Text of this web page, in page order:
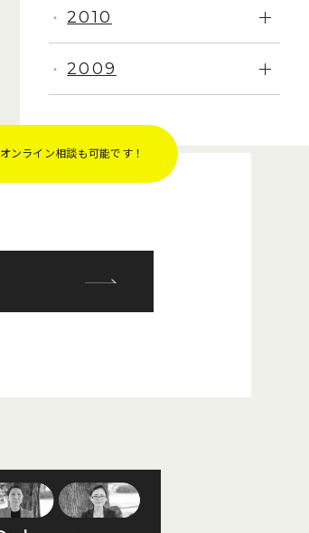
・ 2009
・ 2010
オンライン相談も可能です！